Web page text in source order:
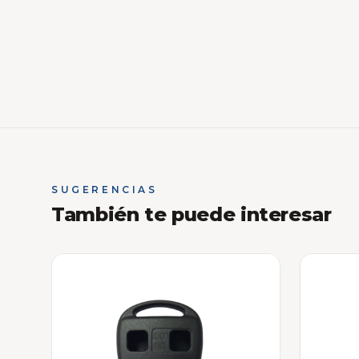
SUGERENCIAS
También te puede interesar